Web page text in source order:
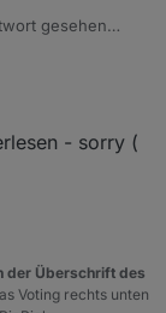
gesehen
Der
im Frontend.
mehr tun als
Feature und
- sorry (
der Überschrift des
Voting rechts unten